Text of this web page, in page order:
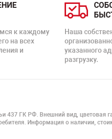
к каждому
на всех
и
Наша
указанного
разгрузку.
437 ГК РФ. Внешний вид, цветовая
Информация о наличии,